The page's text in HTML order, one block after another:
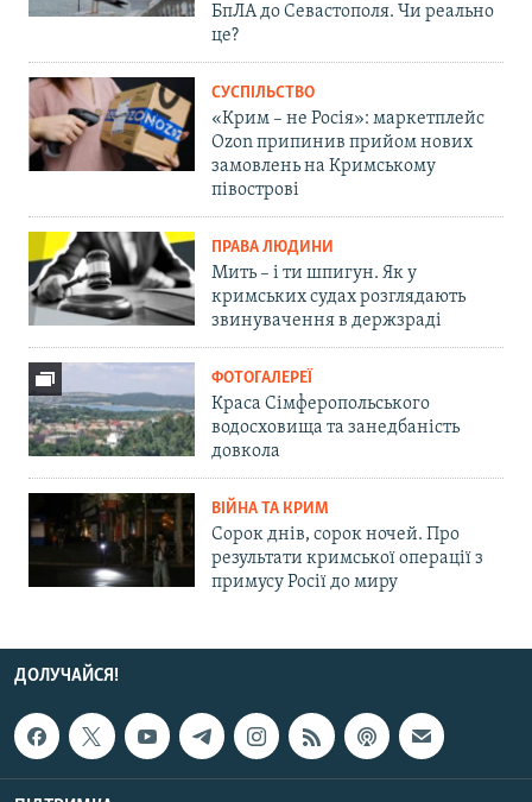
БпЛА до Севастополя. Чи реально
це?
СУСПІЛЬСТВО
«Крим – не Росія»: маркетплейс
Ozon припинив прийом нових
замовлень на Кримському
півострові
ПРАВА ЛЮДИНИ
Мить – і ти шпигун. Як у
кримських судах розглядають
звинувачення в держзраді
ФОТОГАЛЕРЕЇ
Краса Сімферопольського
водосховища та занедбаність
довкола
ВІЙНА ТА КРИМ
Сорок днів, сорок ночей. Про
результати кримської операції з
примусу Росії до миру
ДОЛУЧАЙСЯ!